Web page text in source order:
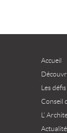
Accueil
Les défis
Conseil
L’